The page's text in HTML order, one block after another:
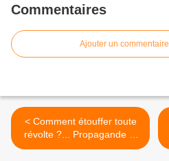
Commentaires
Ajouter un commentaire
< Comment étouffer toute
révolte ?... Propagande et
la répression !